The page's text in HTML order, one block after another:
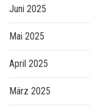
Juni 2025
Mai 2025
April 2025
März 2025